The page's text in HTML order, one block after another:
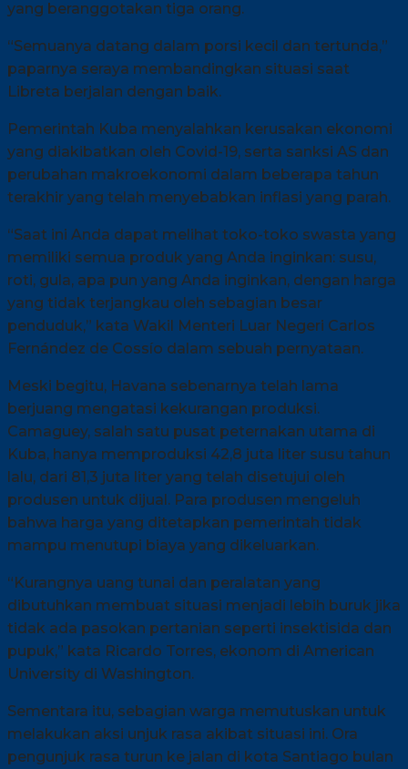
yang beranggotakan tiga orang.
“Semuanya datang dalam porsi kecil dan tertunda,”
paparnya seraya membandingkan situasi saat
Libreta berjalan dengan baik.
Pemerintah Kuba menyalahkan kerusakan ekonomi
yang diakibatkan oleh Covid-19, serta sanksi AS dan
perubahan makroekonomi dalam beberapa tahun
terakhir yang telah menyebabkan inflasi yang parah.
“Saat ini Anda dapat melihat toko-toko swasta yang
memiliki semua produk yang Anda inginkan: susu,
roti, gula, apa pun yang Anda inginkan, dengan harga
yang tidak terjangkau oleh sebagian besar
penduduk,” kata Wakil Menteri Luar Negeri Carlos
Fernández de Cossío dalam sebuah pernyataan.
Meski begitu, Havana sebenarnya telah lama
berjuang mengatasi kekurangan produksi.
Camaguey, salah satu pusat peternakan utama di
Kuba, hanya memproduksi 42,8 juta liter susu tahun
lalu, dari 81,3 juta liter yang telah disetujui oleh
produsen untuk dijual. Para produsen mengeluh
bahwa harga yang ditetapkan pemerintah tidak
mampu menutupi biaya yang dikeluarkan.
“Kurangnya uang tunai dan peralatan yang
dibutuhkan membuat situasi menjadi lebih buruk jika
tidak ada pasokan pertanian seperti insektisida dan
pupuk,” kata Ricardo Torres, ekonom di American
University di Washington.
Sementara itu, sebagian warga memutuskan untuk
melakukan aksi unjuk rasa akibat situasi ini. Ora
pengunjuk rasa turun ke jalan di kota Santiago bulan